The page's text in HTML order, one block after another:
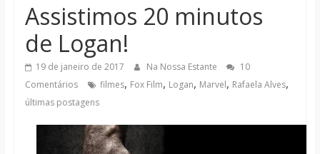
livros,
filmes,
séries
Assistimos 20 minutos
de Logan!
19 de janeiro de 2017 Na Nossa Estante
10
Comentários
filmes, Fox Film, Logan, Marvel, Rafaela Alves,
últimas postagens